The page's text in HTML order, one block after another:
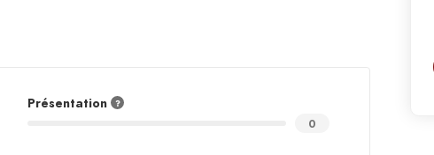
Présentation
0